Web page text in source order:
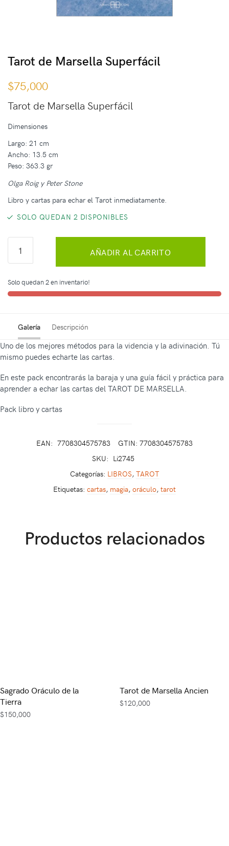
Tarot de Marsella Superfácil
$75,000
Tarot de Marsella Superfácil
Dimensiones
Largo: 21 cm
Ancho: 13.5 cm
Peso: 363.3 gr
Olga Roig y Peter Stone
Libro y cartas para echar el Tarot inmediatamente.
SOLO QUEDAN 2 DISPONIBLES
AÑADIR AL CARRITO
Solo quedan 2 en inventario!
Galería Descripción
Uno de los mejores métodos para la videncia y la adivinación. Tú
mismo puedes echarte las cartas.
En este pack encontrarás la baraja y una guía fácil y práctica para
aprender a echar las cartas del TAROT DE MARSELLA.
Pack libro y cartas
EAN: 7708304575783
GTIN: 7708304575783
SKU: Li2745
Categorías: LIBROS, TAROT
Etiquetas: cartas, magia, oráculo, tarot
Productos relacionados
Sagrado Oráculo de la
Tierra
$150,000
Tarot de Marsella Ancien
$120,000